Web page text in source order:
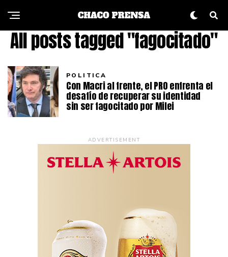
All posts tagged "fagocitado"
POLITICA
Con Macri al frente, el PRO enfrenta el
desafío de recuperar su identidad
sin ser fagocitado por Milei
ADVERTISEMENT